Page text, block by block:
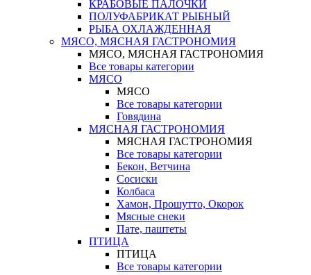
КРАБОВЫЕ ПАЛОЧКИ
ПОЛУФАБРИКАТ РЫБНЫЙ
РЫБА ОХЛАЖДЕННАЯ
МЯСО, МЯСНАЯ ГАСТРОНОМИЯ
МЯСО, МЯСНАЯ ГАСТРОНОМИЯ
Все товары категории
МЯСО
МЯСО
Все товары категории
Говядина
МЯСНАЯ ГАСТРОНОМИЯ
МЯСНАЯ ГАСТРОНОМИЯ
Все товары категории
Бекон, Ветчина
Сосиски
Колбаса
Хамон, Прошутто, Окорок
Мясные снеки
Пате, паштеты
ПТИЦА
ПТИЦА
Все товары категории